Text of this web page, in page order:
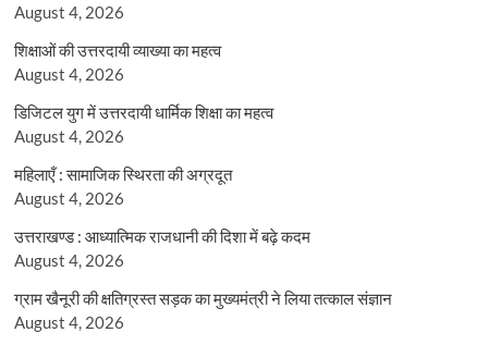
August 4, 2026
शिक्षाओं की उत्तरदायी व्याख्या का महत्व
August 4, 2026
डिजिटल युग में उत्तरदायी धार्मिक शिक्षा का महत्व
August 4, 2026
महिलाएँ : सामाजिक स्थिरता की अग्रदूत
August 4, 2026
उत्तराखण्ड : आध्यात्मिक राजधानी की दिशा में बढ़े कदम
August 4, 2026
ग्राम खैनूरी की क्षतिग्रस्त सड़क का मुख्यमंत्री ने लिया तत्काल संज्ञान
August 4, 2026